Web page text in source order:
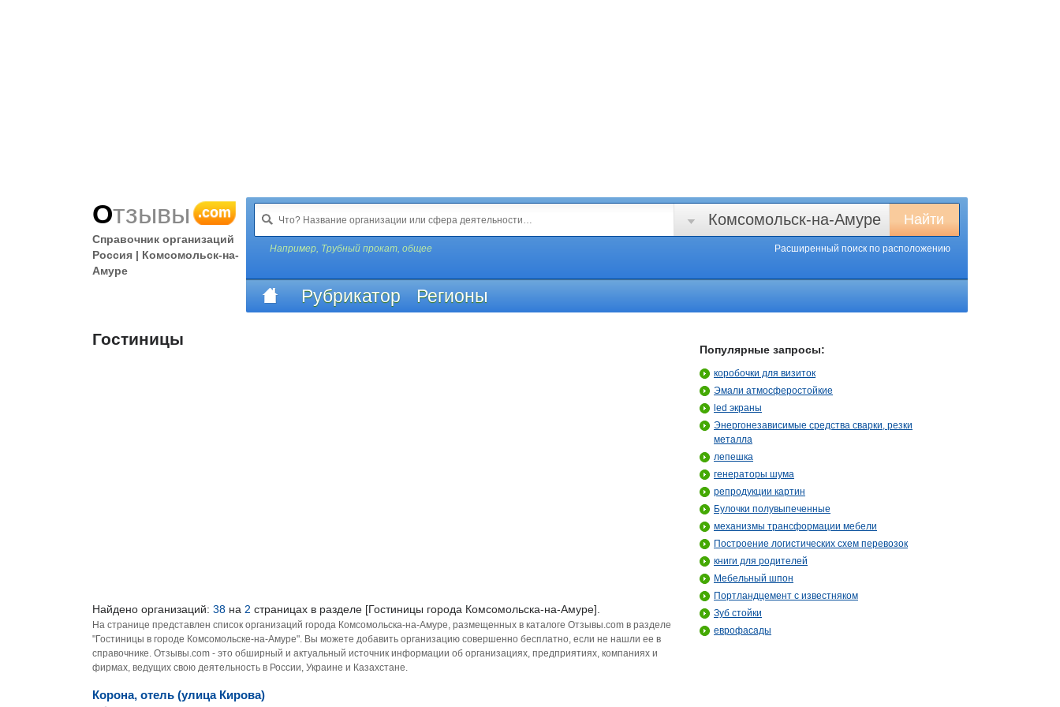
Отзывы .com
Справочник организаций
Россия | Комсомольск-на-
Амуре
Найти
Комсомольск-на-Амуре
Например, Трубный прокат, общее Расширенный поиск по расположению
Рубрикатор Регионы
Гостиницы
Найдено организаций: 38 на 2 страницах в разделе [Гостиницы города Комсомольска-на-Амуре].
На странице представлен список организаций города Комсомольска-на-Амуре, размещенных в каталоге Отзывы.com в разделе
"Гостиницы в городе Комсомольске-на-Амуре". Вы можете добавить организацию совершенно бесплатно, если не нашли ее в
справочнике. Отзывы.com - это обширный и актуальный источник информации об организациях, предприятиях, компаниях и
фирмах, ведущих свою деятельность в России, Украине и Казахстане.
Корона, отель (улица Кирова)
Популярные запросы:
коробочки для визиток
Эмали атмосферостойкие
led экраны
Энергонезависимые средства сварки, резки
металла
лепешка
генераторы шума
репродукции картин
Булочки полувыпеченные
механизмы трансформации мебели
Построение логистических схем перевозок
книги для родителей
Мебельный шпон
Портландцемент с известняком
Зуб стойки
еврофасады